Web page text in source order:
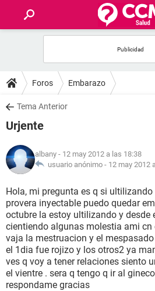
FOROS
SALUD
FAMILIA
NUTRICIÓN
BIENESTAR
SEXUALIDAD
GLOSARIO
Foros Embarazo
Tema Anterior
Urjente
albany - 12 may 2012 a las 18:38
usuario anónimo - 12 may 2012
Hola, mi pregunta es q si
provera inyectable puedo quedar
octubre la estoy ultilizando y desde
cientiendo algunas molestia ami cn
vaja la mestruacion y el
el 1dia fue rojizo y los otros2 ya
ves q voy a tener relaciones siento
el vientre . sera q tengo q ir al
respondame gracias